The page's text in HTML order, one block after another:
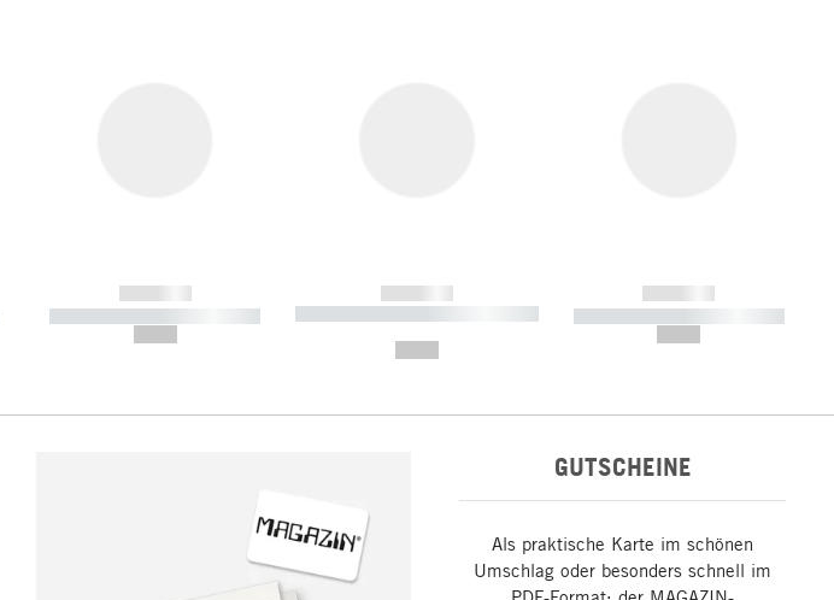
------------
----------- ----------- -----------
------------
----------- ----------- ----------- ----
------------
----------- ----------- -----------
GUTSCHEINE
Als praktische Karte im schönen
Umschlag oder besonders schnell im